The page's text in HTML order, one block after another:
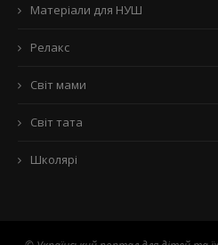
Матеріали для НУШ
Релакс
Світ мами
Світ тата
Школярі